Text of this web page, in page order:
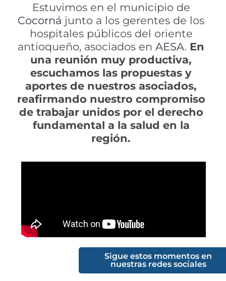
Estuvimos en el municipio de
Cocorná junto a los gerentes de los
hospitales públicos del oriente
antioqueño, asociados enAESA. En
una reunión muy productiva,
escuchamos las propuestas y
aportes de nuestros asociados,
reafirmando nuestro compromiso
de trabajar unidos por el derecho
fundamental a la salud en la
región.
Sigue estos momentos en
nuestras redes sociales